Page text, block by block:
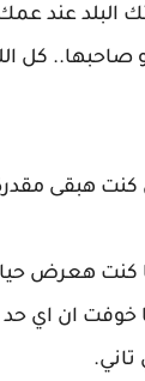
البلد عند
كل
هبقى
هعرض
خوفت ان